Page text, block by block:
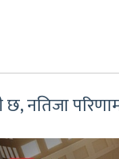
छ, नतिजा